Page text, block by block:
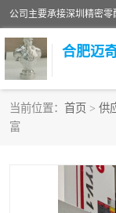
合肥迈
当前位置： 首页 > 供
富
机器人零件加工